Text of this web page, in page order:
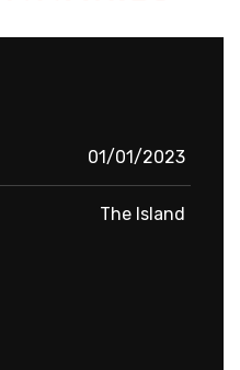
01/01/2023
The Island